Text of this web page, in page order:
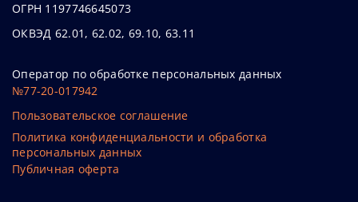
ОГРН 1197746645073
ОКВЭД 62.01, 62.02, 69.10, 63.11
Оператор по обработке персональных данных
№77-20-017942
Пользовательское соглашение
Политика конфиденциальности и обработка
персональных данных
Публичная оферта